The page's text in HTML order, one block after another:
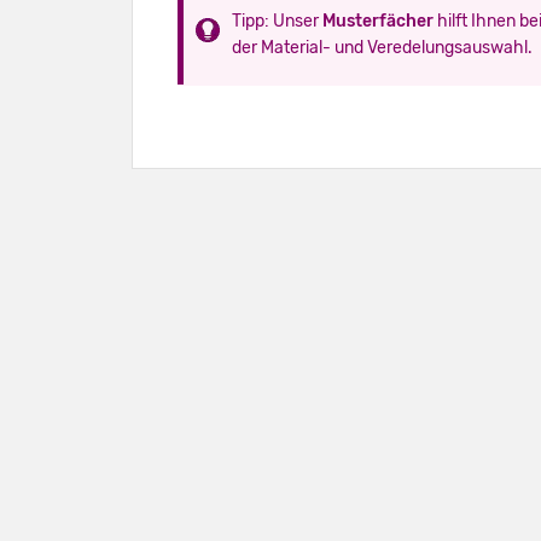
Tipp: Unser Musterfächer hilft Ihnen bei
der Material- und Veredelungsauswahl.